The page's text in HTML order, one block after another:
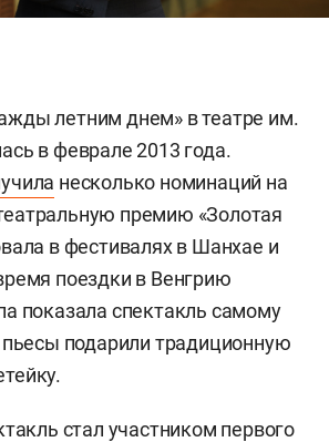
летним днем» в театре им.
в феврале 2013 года.
несколько номинаций на
премию «Золотая
в фестивалях в Шанхае и
поездки в Венгрию
показала спектакль самому
подарили традиционную
стал участником первого